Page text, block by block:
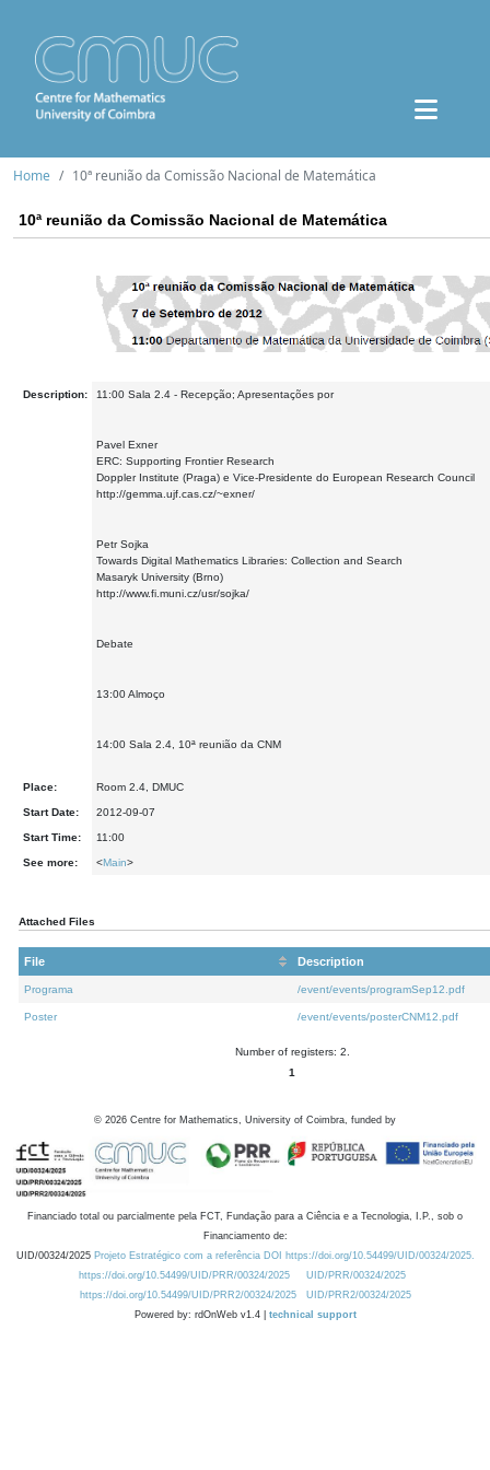
Home 10ª reunião da Comissão Nacional de Matemática
10ª reunião da Comissão Nacional de Matemática
Description: 11:00 Sala 2.4 - Recepção; Apresentações por
Pavel Exner
ERC: Supporting Frontier Research
Doppler Institute (Praga) e Vice-Presidente do European Research Council
http://gemma.ujf.cas.cz/~exner/
Petr Sojka
Towards Digital Mathematics Libraries: Collection and Search
Masaryk University (Brno)
http://www.fi.muni.cz/usr/sojka/
Debate
13:00 Almoço
14:00 Sala 2.4, 10ª reunião da CNM
Place: Room 2.4, DMUC
Start Date: 2012-09-07
Start Time: 11:00
See more: <Main>
Attached Files
File Description
Programa /event/events/programSep12.pdf
Poster /event/events/posterCNM12.pdf
Number of registers: 2.
1
© 2026 Centre for Mathematics, University of Coimbra, funded by
Financiado total ou parcialmente pela FCT, Fundação para a Ciência e a Tecnologia, I.P., sob o
Financiamento de:
UID/00324/2025 Projeto Estratégico com a referência DOI https://doi.org/10.54499/UID/00324/2025.
https://doi.org/10.54499/UID/PRR/00324/2025
UID/PRR/00324/2025
https://doi.org/10.54499/UID/PRR2/00324/2025
UID/PRR2/00324/2025
Powered by: rdOnWeb v1.4 | technical support